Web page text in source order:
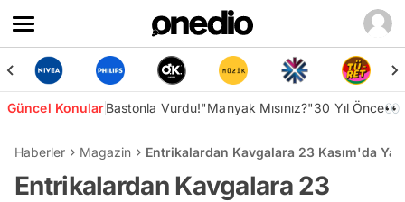
Güncel KonularBastonla Vurdu!"Manyak Mısınız?"30 Yıl Önce👀
Haberler Magazin Entrikalardan Kavgalara 23 Kasım'da
Entrikalardan Kavgalara 23